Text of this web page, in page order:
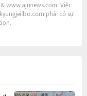
www.ajunews.com: Việc
phải có sự